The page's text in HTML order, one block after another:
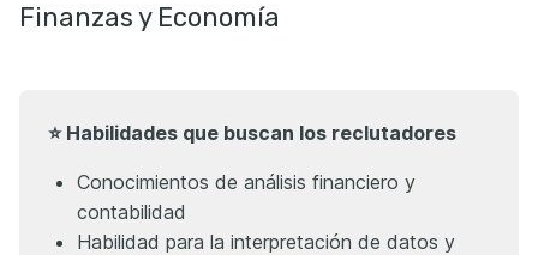
Finanzas y Economía
⭐ Habilidades que buscan los reclutadores
Conocimientos de análisis financiero y
contabilidad
Habilidad para la interpretación de datos y